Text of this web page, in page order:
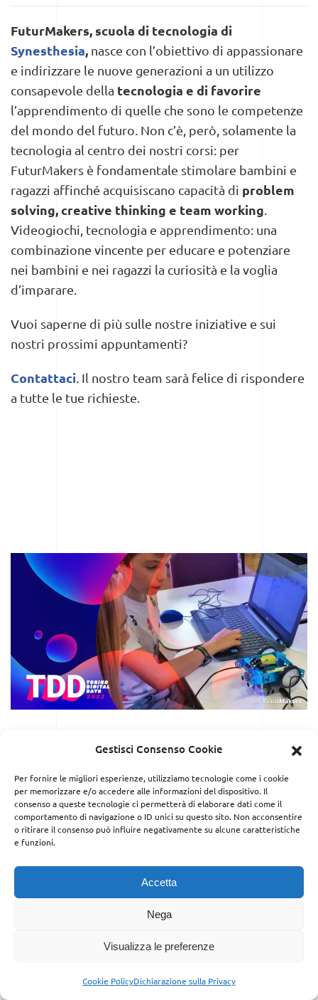
Gestisci Consenso Cookie
Per fornire le migliori esperienze, utilizziamo tecnologie come i cookie
per memorizzare e/o accedere alle informazioni del dispositivo. Il
consenso a queste tecnologie ci permetterà di elaborare dati come il
comportamento di navigazione o ID unici su questo sito. Non acconsentire
o ritirare il consenso può influire negativamente su alcune caratteristiche
e funzioni.
Accetta
Nega
Visualizza le preferenze
Cookie PolicyDichiarazione sulla Privacy
FuturMakers, scuola di tecnologia di
Synesthesia, nasce con l’obiettivo di appassionare
e indirizzare le nuove generazioni a un utilizzo
consapevole della tecnologia e di favorire
l’apprendimento di quelle che sono le competenze
del mondo del futuro. Non c’è, però, solamente la
tecnologia al centro dei nostri corsi: per
FuturMakers è fondamentale stimolare bambini e
ragazzi affinché acquisiscano capacità di problem
solving, creative thinking e team working.
Videogiochi, tecnologia e apprendimento: una
combinazione vincente per educare e potenziare
nei bambini e nei ragazzi la curiosità e la voglia
d’imparare.
Vuoi saperne di più sulle nostre iniziative e sui
nostri prossimi appuntamenti?
Contattaci. Il nostro team sarà felice di rispondere
a tutte le tue richieste.
FuturMakers Edu Labs
ai Torino Digital Days
2022 con 2 desk
interattivi e tante
novità
16 Maggio 2022
FuturMakers Edu Labs! Il28 e 29 maggio
FuturMakers partecipa ai Torino Digital Days 2022